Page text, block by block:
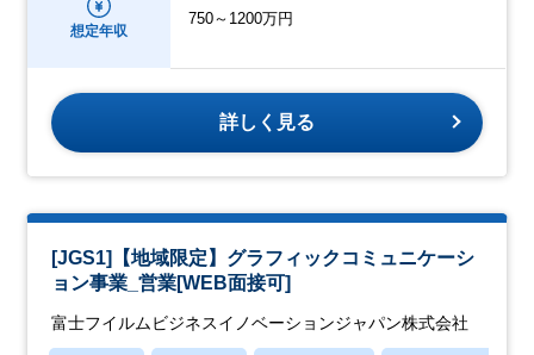
想定年収
750～1200万円
詳しく見る
[JGS1]【地域限定】グラフィックコミュニケーシ
ョン事業_営業[WEB面接可]
富士フイルムビジネスイノベーションジャパン株式会社